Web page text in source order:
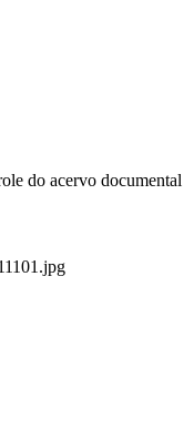
do acervo documental